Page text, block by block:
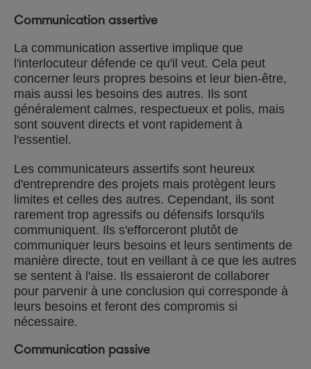
Communication assertive
La communication assertive implique que
l'interlocuteur défende ce qu'il veut. Cela peut
concerner leurs propres besoins et leur bien-être,
mais aussi les besoins des autres. Ils sont
généralement calmes, respectueux et polis, mais
sont souvent directs et vont rapidement à
l'essentiel.
Les communicateurs assertifs sont heureux
d'entreprendre des projets mais protègent leurs
limites et celles des autres. Cependant, ils sont
rarement trop agressifs ou défensifs lorsqu'ils
communiquent. Ils s'efforceront plutôt de
communiquer leurs besoins et leurs sentiments de
manière directe, tout en veillant à ce que les autres
se sentent à l'aise. Ils essaieront de collaborer
pour parvenir à une conclusion qui corresponde à
leurs besoins et feront des compromis si
nécessaire.
Communication passive